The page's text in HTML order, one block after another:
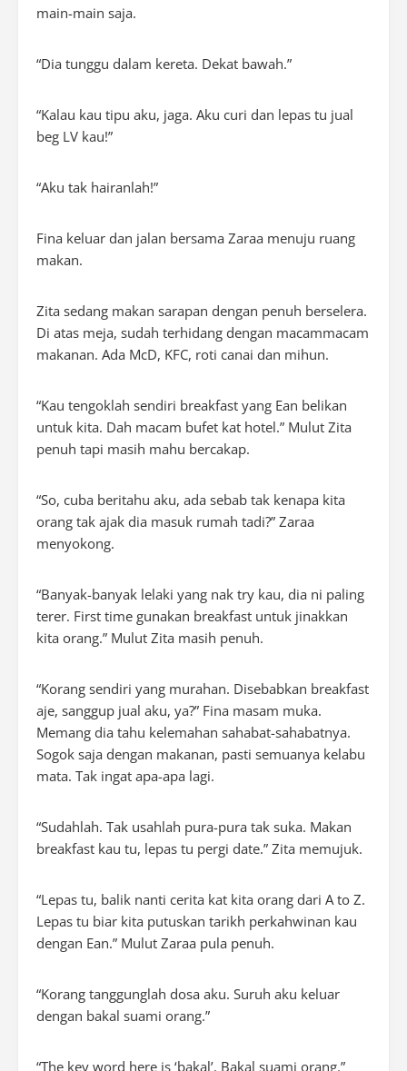
main-main saja.
“Dia tunggu dalam kereta. Dekat bawah.”
“Kalau kau tipu aku, jaga. Aku curi dan lepas tu jual
beg LV kau!”
“Aku tak hairanlah!”
Fina keluar dan jalan bersama Zaraa menuju ruang
makan.
Zita sedang makan sarapan dengan penuh berselera.
Di atas meja, sudah terhidang dengan macammacam
makanan. Ada McD, KFC, roti canai dan mihun.
“Kau tengoklah sendiri breakfast yang Ean belikan
untuk kita. Dah macam bufet kat hotel.” Mulut Zita
penuh tapi masih mahu bercakap.
“So, cuba beritahu aku, ada sebab tak kenapa kita
orang tak ajak dia masuk rumah tadi?” Zaraa
menyokong.
“Banyak-banyak lelaki yang nak try kau, dia ni paling
terer. First time gunakan breakfast untuk jinakkan
kita orang.” Mulut Zita masih penuh.
“Korang sendiri yang murahan. Disebabkan breakfast
aje, sanggup jual aku, ya?” Fina masam muka.
Memang dia tahu kelemahan sahabat-sahabatnya.
Sogok saja dengan makanan, pasti semuanya kelabu
mata. Tak ingat apa-apa lagi.
“Sudahlah. Tak usahlah pura-pura tak suka. Makan
breakfast kau tu, lepas tu pergi date.” Zita memujuk.
“Lepas tu, balik nanti cerita kat kita orang dari A to Z.
Lepas tu biar kita putuskan tarikh perkahwinan kau
dengan Ean.” Mulut Zaraa pula penuh.
“Korang tanggunglah dosa aku. Suruh aku keluar
dengan bakal suami orang.”
“The key word here is ‘bakal’. Bakal suami orang.”